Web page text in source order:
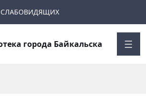
Найти
СЛАБОВИДЯЩИХ
города Байкальска